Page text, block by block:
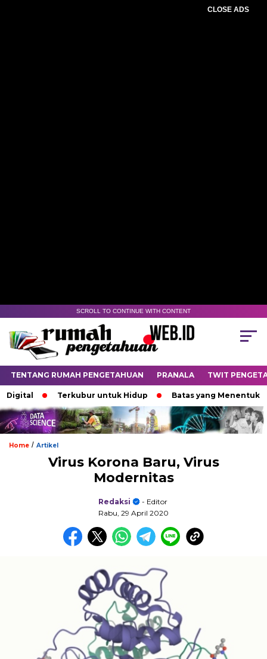
CLOSE ADS
SCROLL TO CONTINUE WITH CONTENT
TENTANG RUMAH PENGETAHUAN PRANALA TWIT
Terkubur untuk Hidup Batas yang Menentukan
Home / Artikel
Virus Korona Baru, Virus
Modernitas
Redaksi
- Editor
Rabu, 29 April 2020